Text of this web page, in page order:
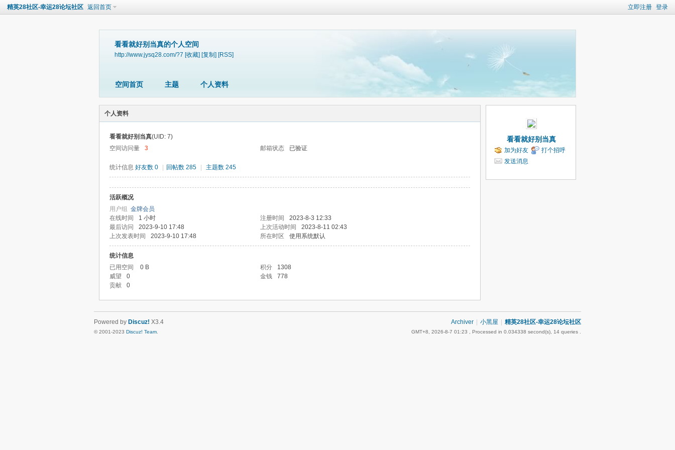
立即注册 登录
精英28社区-幸运28论坛社区 返回首页
看看就好别当真的个人空间
http://www.jysq28.com/?7 [收藏] [复制] [RSS]
空间首页 主题 个人资料
个人资料
看看就好别当真(UID: 7)
空间访问量
3 邮箱状态 已验证
统计信息 好友数 0 回帖数 285 主题数 245
活跃概况
用户组 金牌会员
在线时间
1 小时 注册时间
2023-8-3 12:33
最后访问
2023-9-10 17:48 上次活动时间
2023-8-11 02:43
上次发表时间
2023-9-10 17:48 所在时区 使用系统默认
统计信息
已用空间
0 B 积分
1308
威望
0 金钱
778
贡献
0
看看就好别当真
加为好友
打个招呼
发送消息
Archiver 小黑屋 精英28社区-幸运28论坛社区
GMT+8, 2026-8-7 01:23 , Processed in 0.034338 second(s), 14 queries .
Powered by Discuz! X3.4
© 2001-2023 Discuz! Team